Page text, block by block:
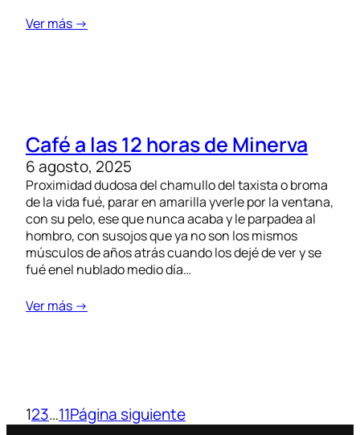
Ver más →
Café a las 12 horas de Minerva
6 agosto, 2025
Proximidad dudosa del chamullo del taxista o broma
de la vida fué, parar en amarilla yverle por la ventana,
con su pelo, ese que nunca acaba y le parpadea al
hombro, con susojos que ya no son los mismos
músculos de años atrás cuando los dejé de ver y se
fué enel nublado medio día…
Ver más →
123…11Página siguiente